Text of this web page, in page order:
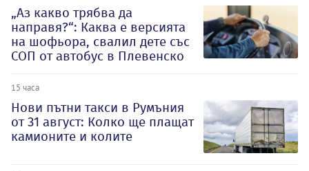
„Аз какво трябва да
направя?“: Каква е версията
на шофьора, свалил дете със
СОП от автобус в Плевенско
15 часа
Нови пътни такси в Румъния
от 31 август: Колко ще плащат
камионите и колите